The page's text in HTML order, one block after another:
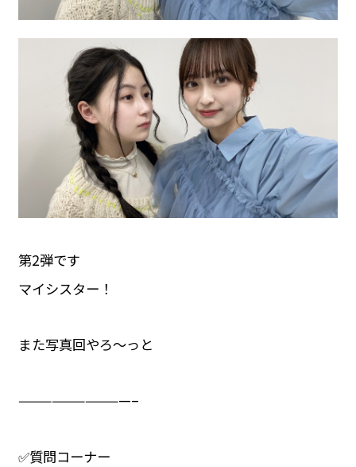
第2弾です
マイシスター！
また写真回やろ〜っと
——————————–
✅質問コーナー